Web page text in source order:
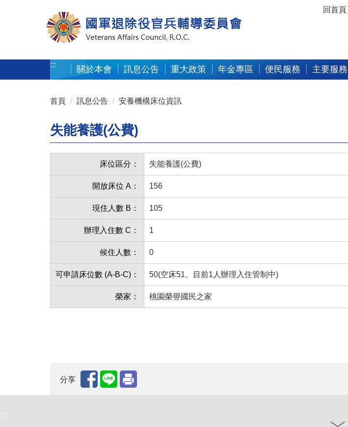
:::
回首頁
:::
關於本會 訊息公告 重大政策 年金專區 便民服務 主要服務
首頁 訊息公告 安養機構床位資訊
失能養護(公費)
床位區分： 失能養護(公費)
開放床位 A： 156
現住人數 B： 105
辦理入住數 C： 1
候住人數： 0
可申請床位數 (A-B-C)： 50(空床51、目前1人辦理入住管制中)
榮家： 桃園榮譽國民之家
分享
:::